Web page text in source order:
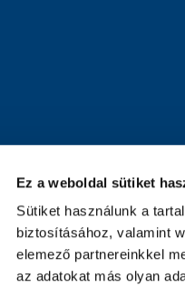
Ez a weboldal sütiket
Sütiket használunk a
biztosításához, valamint
elemező partnereinkkel
az adatokat más olyan